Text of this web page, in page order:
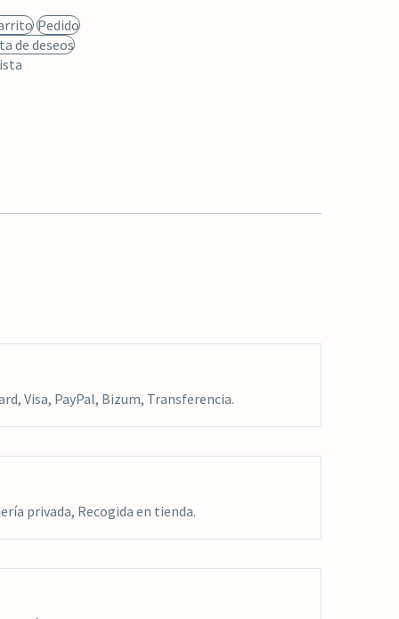
Pedido
de deseos
Visa, PayPal, Bizum, Transferencia.
privada, Recogida en tienda.